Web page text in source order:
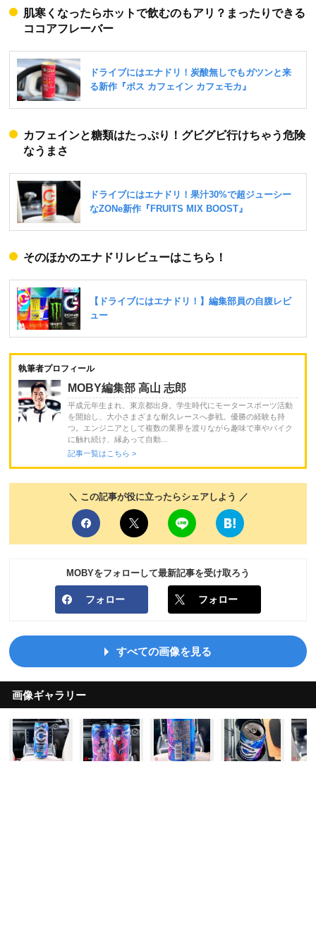
肌寒くなったらホットで飲むのもアリ？まったりできる
ココアフレーバー
カフェインと糖類はたっぷり！グビグビ行けちゃう危険
なうまさ
そのほかのエナドリレビューはこちら！
執筆者プロフィール
MOBY編集部 高山 志郎
平成元年生まれ、東京都出身。学生時代にモータースポーツ活動
を開始し、大小さまざまな耐久レースへ参戦。優勝の経験も持
つ。エンジニアとして複数の業界を渡りながら趣味で車やバイク
に触れ続け、縁あって自動...
記事一覧はこちら >
＼ この記事が役に立ったらシェアしよう ／
MOBYをフォローして最新記事を受け取ろう
フォロー フォロー
すべての画像を見る
画像ギャラリー